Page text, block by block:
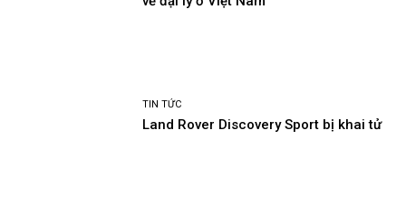
TIN TỨC
Land Rover Discovery Sport bị khai tử